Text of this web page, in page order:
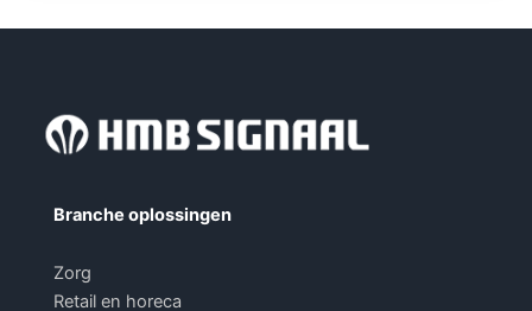
Branche oplossingen
Zorg
Retail en horeca